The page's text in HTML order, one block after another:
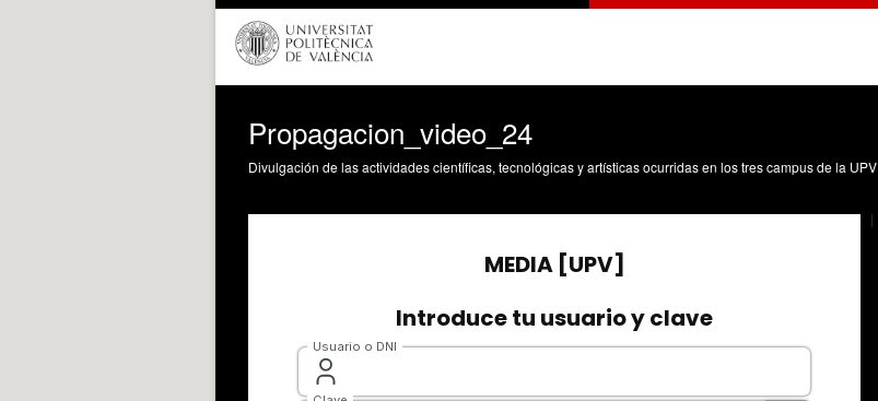
Propagacion_video_24
Divulgación de las actividades científicas, tecnológicas y artísticas ocurridas en los tres campus de la UPV